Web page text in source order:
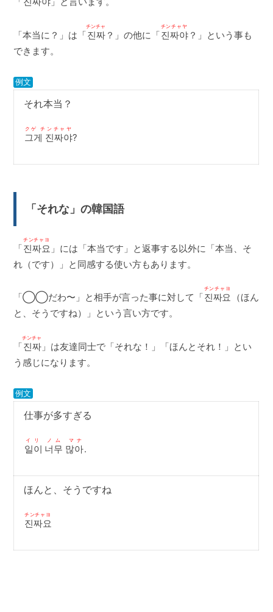
「本当に？」は「진짜
チンチャ
？」の他に「진짜야
チンチャヤ
？」という事も
できます。
例文
それ本当？
그게 진짜야
クゲ チンチャヤ
?
「それな」の韓国語
「진짜요
チンチャヨ
」には「本当です」と返事する以外に「本当、そ
れ（です）」と同感する使い方もあります。
「◯◯だわ〜」と相手が言った事に対して「진짜요
チンチャヨ
（ほん
と、そうですね）」という言い方です。
「진짜
チンチャ
」は友達同士で「それな！」「ほんとそれ！」とい
う感じになります。
例文
仕事が多すぎる
일이 너무 많아
イリ ノム マナ
.
ほんと、そうですね
진짜요
チンチャヨ